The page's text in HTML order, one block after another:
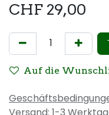
CHF 29,00
Auf die